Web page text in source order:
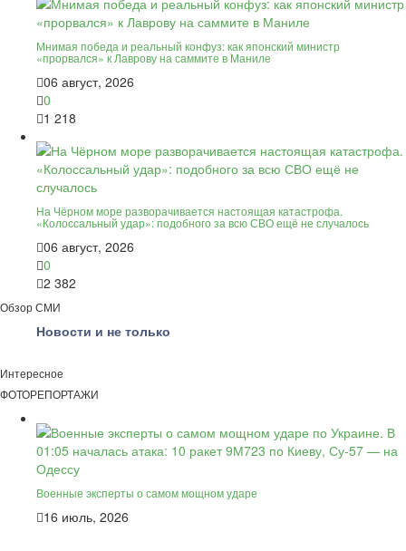
Мнимая победа и реальный конфуз: как японский министр
«прорвался» к Лаврову на саммите в Маниле
06 август, 2026
0
1 218
На Чёрном море разворачивается настоящая катастрофа.
«Колоссальный удар»: подобного за всю СВО ещё не случалось
06 август, 2026
0
2 382
Обзор СМИ
Новости и не только
Интересное
ФОТОРЕПОРТАЖИ
Военные эксперты о самом мощном ударе
16 июль, 2026